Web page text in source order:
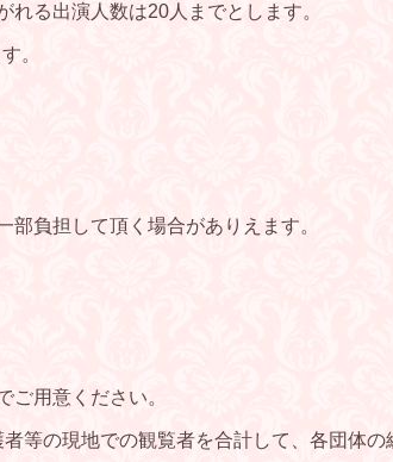
る出演人数は20人までとします。
。
部負担して頂く場合がありえます。
ご用意ください。
等の現地での観覧者を合計して、各団体の